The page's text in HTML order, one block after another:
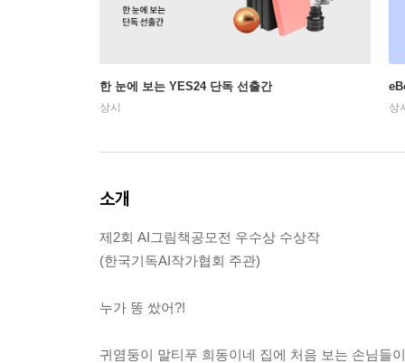
한 눈에 보는 YES24 단독 선출간
상시 상
소개
제2회 AI그림책공모전 우수상 수상작
(한국기독AI작가협회 주관)
누가 똥 쌌어?!
귀염둥이 말티푸 희동이네 집에 처음 보는 손님들